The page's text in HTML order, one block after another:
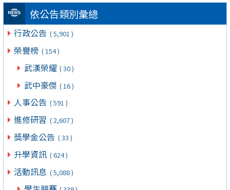
依公告類別彙總
行政公告 ( 5,901 )
榮譽榜 ( 154 )
武漢榮耀 ( 30 )
武中豪傑 ( 16 )
人事公告 ( 591 )
進修研習 ( 2,607 )
獎學金公告 ( 33 )
升學資訊 ( 624 )
活動訊息 ( 5,088 )